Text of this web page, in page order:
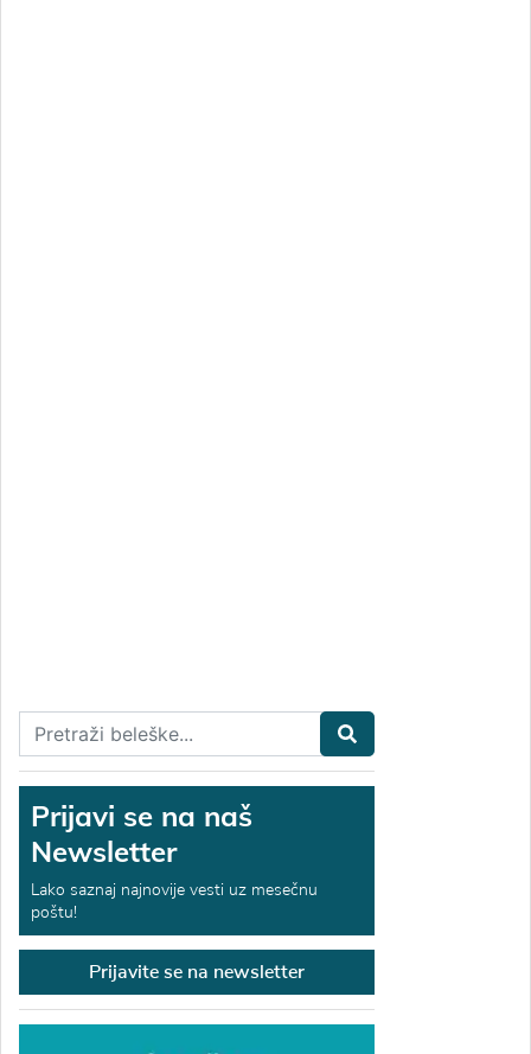
Prijavi se na naš
Newsletter
Lako saznaj najnovije vesti uz mesečnu
poštu!
Prijavite se na newsletter